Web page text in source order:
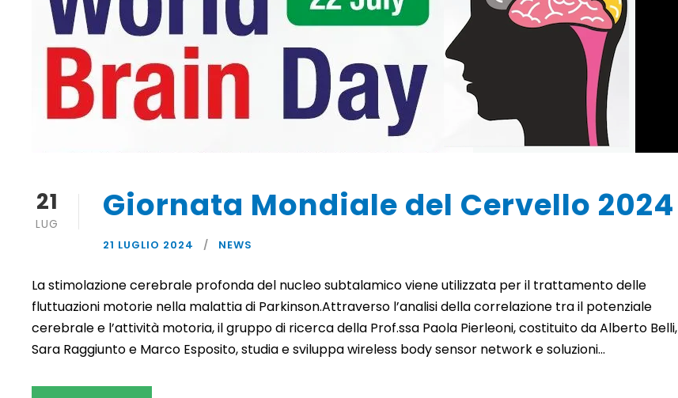
21
LUG Giornata Mondiale del Cervello 2024
21 LUGLIO 2024 NEWS
La stimolazione cerebrale profonda del nucleo subtalamico viene utilizzata per il trattamento delle
fluttuazioni motorie nella malattia di Parkinson.Attraverso l’analisi della correlazione tra il potenziale
cerebrale e l’attività motoria, il gruppo di ricerca della Prof.ssa Paola Pierleoni, costituito da Alberto Belli,
Sara Raggiunto e Marco Esposito, studia e sviluppa wireless body sensor network e soluzioni...